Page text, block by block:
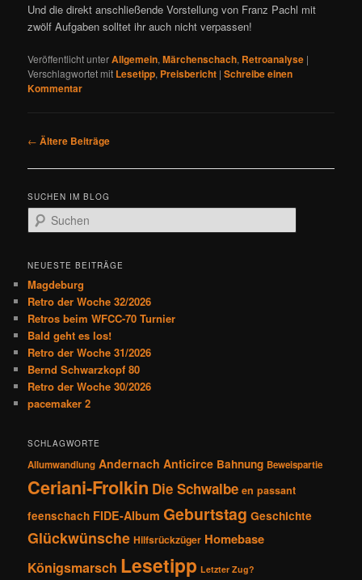
Und die direkt anschließende Vorstellung von Franz Pachl mit
zwölf Aufgaben solltet ihr auch nicht verpassen!
Veröffentlicht unterAllgemein,Märchenschach, Retroanalyse |
Verschlagwortet mit Lesetipp, Preisbericht |Schreibe einen
Kommentar
B
i
t
r
a
v
i
g
a
t
i
o
← Ältere Beiträge
SUCHEN IM BLOG
u
h
n
NEUESTE BEITRÄGE
Magdeburg
Retro der Woche 32/2026
Retros beim WFCC-70 Turnier
Bald geht es los!
Retro der Woche 31/2026
Bernd Schwarzkopf 80
Retro der Woche 30/2026
pacemaker 2
SCHLAGWORTE
Allumwandlung Andernach Anticirce Bahnung Beweispartie
Ceriani-Frolkin Die Schwalbe en passant
feenschach FIDE-Album Geburtstag Geschichte
Glückwünsche Hilfsrückzüger Homebase
Königsmarsch Lesetipp Letzter Zug?